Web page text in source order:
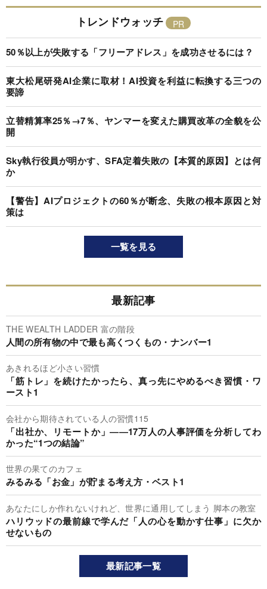
トレンドウォッチ
50％以上が失敗する「フリーアドレス」を成功させるには？
東大松尾研発AI企業に取材！AI投資を利益に転換する三つの
要諦
立替精算率25％→7％、ヤンマーを変えた購買改革の全貌を公
開
Sky執行役員が明かす、SFA定着失敗の【本質的原因】とは何
か
【警告】AIプロジェクトの60％が断念、失敗の根本原因と対
策は
一覧を見る
最新記事
THE WEALTH LADDER 富の階段
人間の所有物の中で最も高くつくもの・ナンバー1
あきれるほど小さい習慣
「筋トレ」を続けたかったら、真っ先にやめるべき習慣・ワ
ースト1
会社から期待されている人の習慣115
「出社か、リモートか」――17万人の人事評価を分析してわ
かった“1つの結論”
世界の果てのカフェ
みるみる「お金」が貯まる考え方・ベスト1
あなたにしか作れないけれど、世界に通用してしまう 脚本の教室
ハリウッドの最前線で学んだ「人の心を動かす仕事」に欠か
せないもの
最新記事一覧